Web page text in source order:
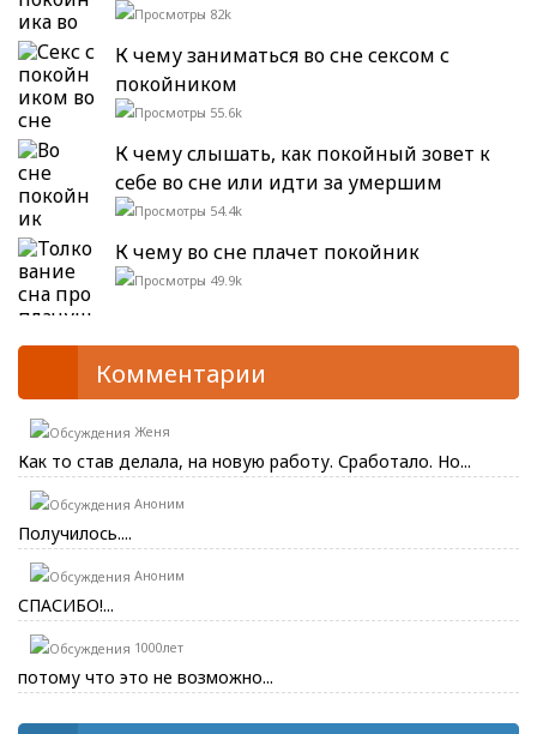
82k
К чему заниматься во сне сексом с
покойником
55.6k
К чему слышать, как покойный зовет к
себе во сне или идти за умершим
54.4k
К чему во сне плачет покойник
49.9k
Комментарии
Женя
Как то став делала, на новую работу. Сработало. Но...
Аноним
Получилось....
Аноним
СПАСИБО!...
1000лет
потому что это не возможно...